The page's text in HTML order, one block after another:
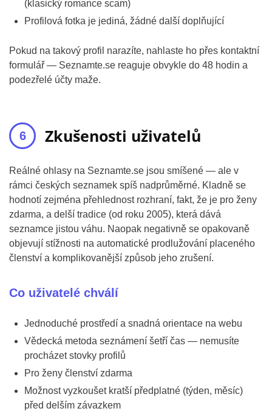
(klasický romance scam)
Profilová fotka je jediná, žádné další doplňující
Pokud na takový profil narazíte, nahlaste ho přes kontaktní
formulář — Seznamte.se reaguje obvykle do 48 hodin a
podezřelé účty maže.
Zkušenosti uživatelů
Reálné ohlasy na Seznamte.se jsou smíšené — ale v
rámci českých seznamek spíš nadprůměrné. Kladně se
hodnotí zejména přehlednost rozhraní, fakt, že je pro ženy
zdarma, a delší tradice (od roku 2005), která dává
seznamce jistou váhu. Naopak negativně se opakovaně
objevují stížnosti na automatické prodlužování placeného
členství a komplikovanější způsob jeho zrušení.
Co uživatelé chválí
Jednoduché prostředí a snadná orientace na webu
Vědecká metoda seznámení šetří čas — nemusíte
procházet stovky profilů
Pro ženy členství zdarma
Možnost vyzkoušet kratší předplatné (týden, měsíc)
před delším závazkem